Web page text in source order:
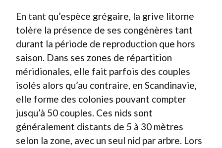
En tant qu’espèce grégaire, la grive litorne
tolère la présence de ses congénères tant
durant la période de reproduction que hors
saison. Dans ses zones de répartition
méridionales, elle fait parfois des couples
isolés alors qu’au contraire, en Scandinavie,
elle forme des colonies pouvant compter
jusqu’à 50 couples. Ces nids sont
généralement distants de 5 à 30 mètres
selon la zone, avec un seul nid par arbre. Lors